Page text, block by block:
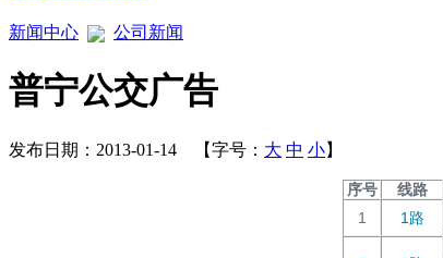
新闻中心 公司新闻
普宁公交广告
发布日期：2013-01-14 【字号： 大 中 小】
序号
线路
1
1路